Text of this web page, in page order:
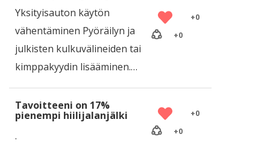
Yksityisauton käytön
vähentäminen Pyöräilyn ja
julkisten kulkuvälineiden tai
kimppakyydin lisääminen.…
+0
+0
Tavoitteeni on 17%
pienempi hiilijalanjälki
.
+0
+0